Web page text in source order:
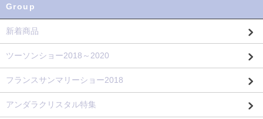
Group
新着商品
ツーソンショー2018～2020
フランスサンマリーショー2018
アンダラクリスタル特集